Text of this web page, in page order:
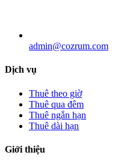
admin@cozrum.com
Dịch vụ
Thuê theo giờ
Thuê qua đêm
Thuê ngắn hạn
Thuê dài hạn
Giới thiệu